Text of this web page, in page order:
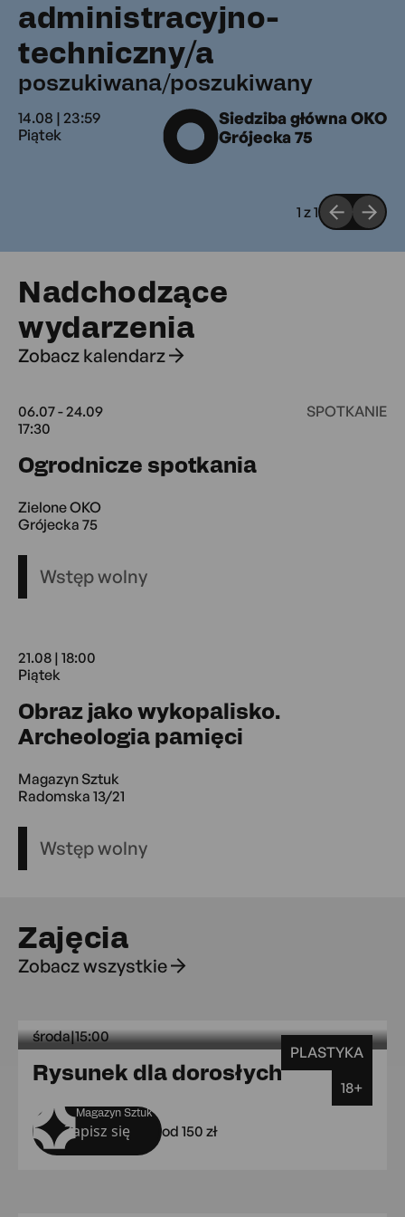
administracyjno-
techniczny/a
poszukiwana/poszukiwany
14.08 | 23:59
Piątek
Siedziba główna OKO
Grójecka 75
1 z1
Nadchodzące
wydarzenia
Zobacz kalendarz
06.07 - 24.09
17:30
SPOTKANIE
Ogrodnicze spotkania06.07 17:30 -
Zielone OKO
Grójecka 75
Wstęp wolny
21.08 | 18:00
Piątek
Obraz jako wykopalisko.
Archeologia pamięci
Magazyn Sztuk
Radomska 13/21
Wstęp wolny
Zajęcia
Zobacz wszystkie
PLASTYKA
18+
Magazyn Sztuk
środa|15:00
Rysunek dla dorosłychśroda
Zapisz się od 150 zł